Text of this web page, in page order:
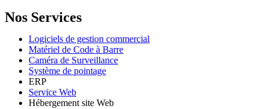
Nos Services
Logiciels de gestion commercial
Matériel de Code à Barre
Caméra de Surveillance
Système de pointage
ERP
Service Web
Hébergement site Web